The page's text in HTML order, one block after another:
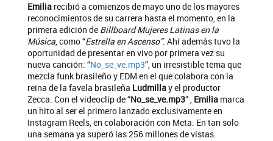
Emilia recibió a comienzos de mayo uno de los mayores
reconocimientos de su carrera hasta el momento, en la
primera edición de Billboard Mujeres Latinas en la
Música, como “Estrella en Ascenso”. Ahí además tuvo la
oportunidad de presentar en vivo por primera vez su
nueva canción: “No_se_ve.mp3”, un irresistible tema que
mezcla funk brasileño y EDM en el que colabora con la
reina de la favela brasileña Ludmillay el productor
Zecca. Con el videoclip de “No_se_ve.mp3” , Emilia marca
un hito al ser el primero lanzado exclusivamente en
Instagram Reels, en colaboración con Meta. En tan solo
una semana ya superó las 256 millones de vistas.